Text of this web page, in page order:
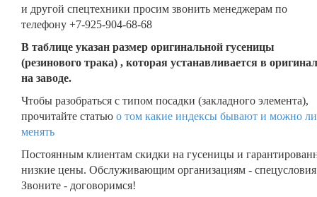
и другой спецтехники просим звонить менеджерам по
телефону +7-925-904-68-68
В таблице указан размер оригинальной гусеницы
(резинового трака) , которая устанавливается в
на заводе.
Чтобы разобраться с типом посадки (закладного элемента),
прочитайте статью о том какие индексы бывают и можно
менять
Постоянным клиентам скидки на гусеницы и
низкие цены. Обслуживающим организациям -
Звоните - договоримся!